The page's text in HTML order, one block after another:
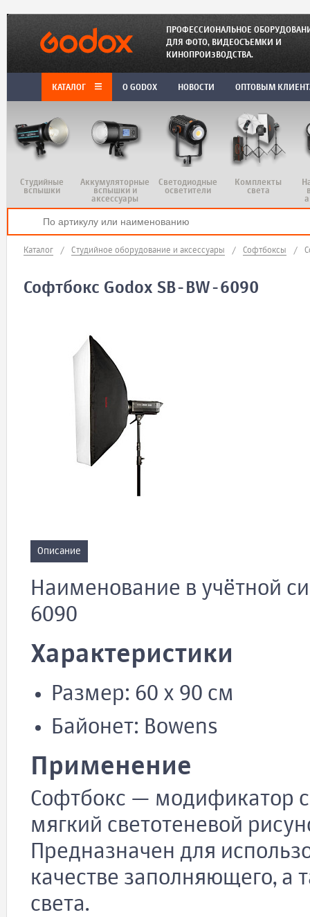
ПРОФЕССИОНАЛЬНОЕ
ДЛЯ ФОТО, ВИДЕОСЪЕМКИ И
КИНОПРОИЗВОДСТВА.
КАТАЛОГ O GODOX НОВОСТИ ОПТОВЫМ
Студийные
вспышки
Аккумуляторные
вспышки и
аксессуары
Светодиодные
осветители
Комплекты
света
Каталог / Студийное оборудование и аксессуары / Софтбоксы /
Софтбокс Godox SB-BW-6090
Описание
Наименование в учётной
6090
Характеристики
Размер: 60 x 90 см
Байонет: Bowens
Применение
Софтбокс — модификатор
мягкий светотеневой
Предназначен для
качестве заполняющего, а
света.